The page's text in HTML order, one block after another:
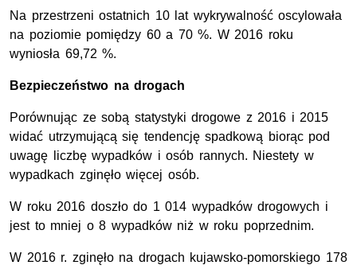
Na przestrzeni ostatnich 10 lat wykrywalność oscylowała
na poziomie pomiędzy 60 a 70 %. W 2016 roku
wyniosła 69,72 %.
Bezpieczeństwo na drogach
Porównując ze sobą statystyki drogowe z 2016 i 2015
widać utrzymującą się tendencję spadkową biorąc pod
uwagę liczbę wypadków i osób rannych. Niestety w
wypadkach zginęło więcej osób.
W roku 2016 doszło do 1 014 wypadków drogowych i
jest to mniej o 8 wypadków niż w roku poprzednim.
W 2016 r. zginęło na drogach kujawsko-pomorskiego 178